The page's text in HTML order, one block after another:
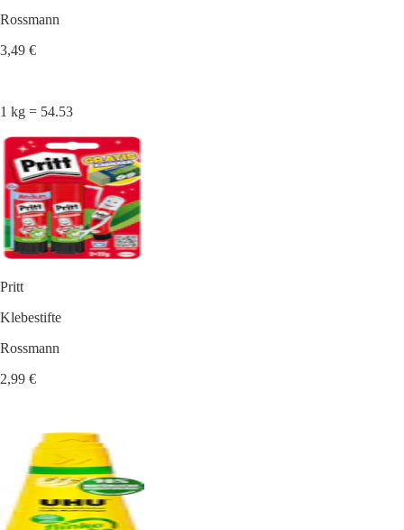
Rossmann
3,49 €
1 kg = 54.53
Pritt
Klebestifte
Rossmann
2,99 €